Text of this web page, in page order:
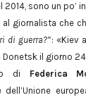
2014, sono un po’
al giornalista che
di guerra?”: «Kiev
il giorno
di Federica
dell’Unione